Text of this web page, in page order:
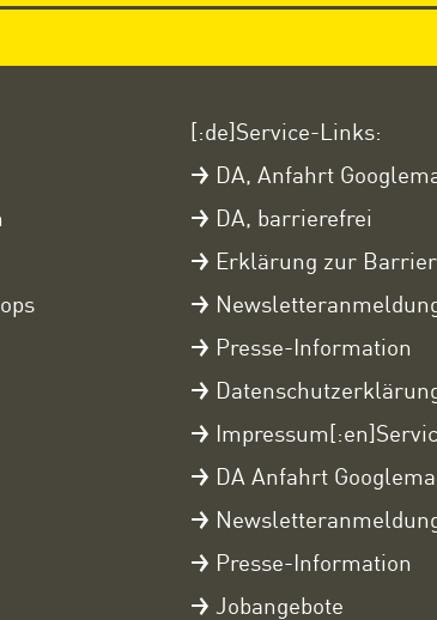
[:de]Service-Links:
DA, Anfahrt
DA, barrierefrei
Erklärung zur
Presse-Information
Impressum
DA Anfahrt
Presse-Information
Jobangebote